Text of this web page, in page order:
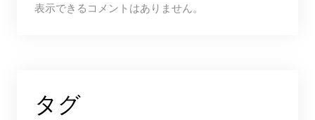
表示できるコメントはありません。
タグ